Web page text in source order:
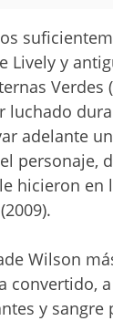
Lively y
Verdes
luchado
adelante
personaje,
hicieron
(2009).
Wilson
convertido,
y sangre